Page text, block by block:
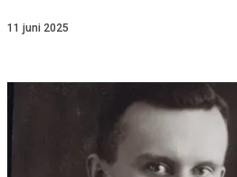
11 juni 2025